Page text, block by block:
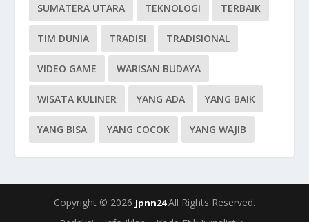
SUMATERA UTARA TEKNOLOGI TERBAIK
TIM DUNIA TRADISI TRADISIONAL
VIDEO GAME WARISAN BUDAYA
WISATA KULINER YANG ADA YANG BAIK
YANG BISA YANG COCOK YANG WAJIB
Copyright © 2026 Jpnn24All Rights Reserved.